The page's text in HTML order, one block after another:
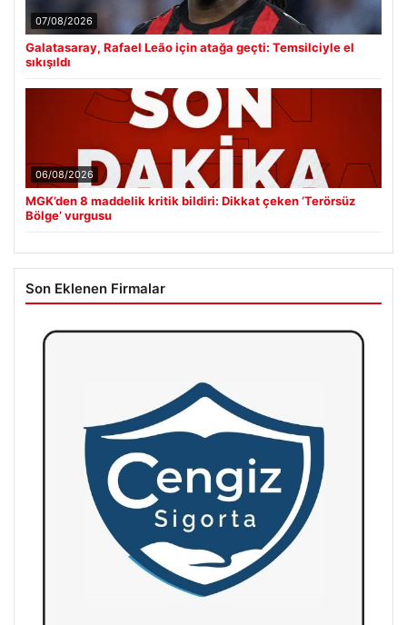
07/08/2026
Galatasaray, Rafael Leão için atağa geçti: Temsilciyle el
sıkışıldı
06/08/2026
MGK’den 8 maddelik kritik bildiri: Dikkat çeken ‘Terörsüz
Bölge’ vurgusu
Son Eklenen Firmalar